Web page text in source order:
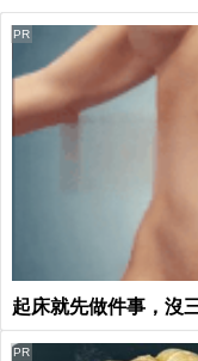
起床就先做件事，沒
PR
PR